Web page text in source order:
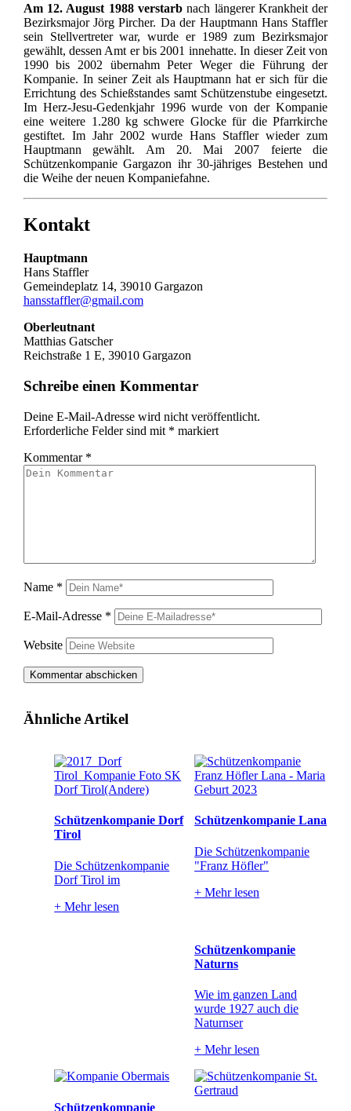
Am 12. August 1988 verstarb nach längerer Krankheit der
Bezirksmajor Jörg Pircher. Da der Hauptmann Hans Staffler
sein Stellvertreter war, wurde er 1989 zum Bezirksmajor
gewählt, dessen Amt er bis 2001 innehatte. In dieser Zeit von
1990 bis 2002 übernahm Peter Weger die Führung der
Kompanie. In seiner Zeit als Hauptmann hat er sich für die
Errichtung des Schießstandes samt Schützenstube eingesetzt.
Im Herz-Jesu-Gedenkjahr 1996 wurde von der Kompanie
eine weitere 1.280 kg schwere Glocke für die Pfarrkirche
gestiftet. Im Jahr 2002 wurde Hans Staffler wieder zum
Hauptmann gewählt. Am 20. Mai 2007 feierte die
Schützenkompanie Gargazon ihr 30-jähriges Bestehen und
die Weihe der neuen Kompaniefahne.
Kontakt
Hauptmann
Hans Staffler
Gemeindeplatz 14, 39010 Gargazon
hansstaffler@gmail.com
Oberleutnant
Matthias Gatscher
Reichstraße 1 E, 39010 Gargazon
Schreibe einen Kommentar
Deine E-Mail-Adresse wird nicht veröffentlicht.
Erforderliche Felder sind mit * markiert
Kommentar *
Name *
E-Mail-Adresse *
Website
Ähnliche Artikel
Schützenkompanie Dorf
Tirol
Die Schützenkompanie
Dorf Tirol im
+ Mehr lesen
Schützenkompanie Lana
Die Schützenkompanie
"Franz Höfler"
+ Mehr lesen
Schützenkompanie
Naturns
Wie im ganzen Land
wurde 1927 auch die
Naturnser
+ Mehr lesen
Schützenkompanie